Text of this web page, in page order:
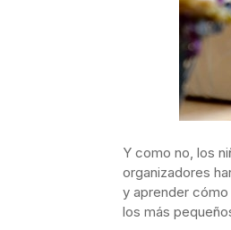
Y como no, los
organizadores
y aprender
los más